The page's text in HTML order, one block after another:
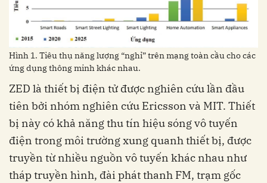
Hình 1. Tiêu thụ năng lượng “nghỉ” trên mạng toàn cầu cho các
ứng dụng thông minh khác nhau.
ZED là thiết bị điện tử được nghiên cứu lần đầu
tiên bởi nhóm nghiên cứu Ericsson và MIT. Thiết
bị này có khả năng thu tín hiệu sóng vô tuyến
điện trong môi trường xung quanh thiết bị, được
truyền từ nhiều nguồn vô tuyến khác nhau như
tháp truyền hình, đài phát thanh FM, trạm gốc